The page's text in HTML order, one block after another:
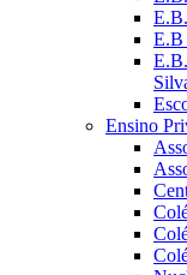
E.B
Ensino